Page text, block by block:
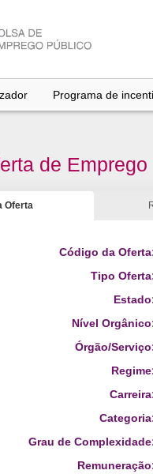
Programa de
de Emprego
Oferta
Código da
Tipo
Nível
Órgão/
Grau de